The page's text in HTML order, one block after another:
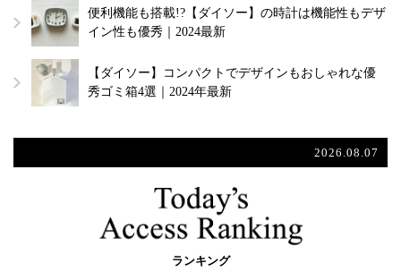
便利機能も搭載!?【ダイソー】の時計は機能性もデザ
イン性も優秀｜2024最新
【ダイソー】コンパクトでデザインもおしゃれな優
秀ゴミ箱4選｜2024年最新
2026.08.07
ランキング